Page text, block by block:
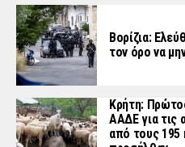
Βορίζια:
τον όρο να
Κρήτη:
ΑΑΔΕ για τις
από τους 195